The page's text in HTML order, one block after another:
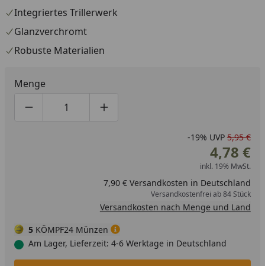
Integriertes Trillerwerk
Glanzverchromt
Robuste Materialien
Menge
Produktmenge um eins verringern
Produktmenge manuell eingeben
Produktmenge um eins erhöhen
-19% UVP 5,95 €
4,78 €
inkl. 19% MwSt.
7,90 € Versandkosten in Deutschland
Versandkostenfrei ab 84 Stück
Versandkosten nach Menge und Land
5 KÖMPF24 Münzen
Am Lager, Lieferzeit: 4-6 Werktage in Deutschland